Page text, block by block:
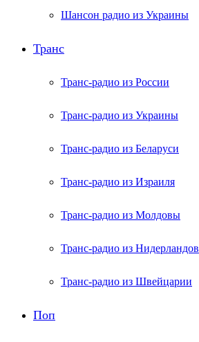
Шансон радио из Украины
Транс
Транс-радио из России
Транс-радио из Украины
Транс-радио из Беларуси
Транс-радио из Израиля
Транс-радио из Молдовы
Транс-радио из Нидерландов
Транс-радио из Швейцарии
Поп